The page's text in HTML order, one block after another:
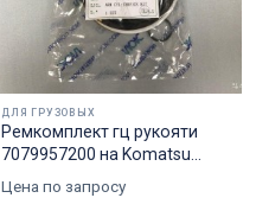
ДЛЯ ГРУЗОВЫХ
Рeмкoмплeкт гц рукояти
7079957200 на Komatsu
Цена по запросу